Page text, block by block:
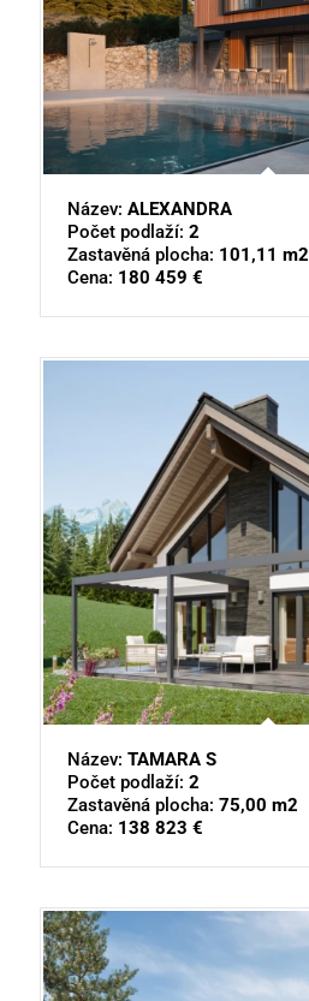
Název: ALEXANDRA
Počet podlaží: 2
Zastavěná plocha: 101,11 m2
Cena: 180 459 €
Název: TAMARA S
Počet podlaží: 2
Zastavěná plocha: 75,00 m2
Cena: 138 823 €